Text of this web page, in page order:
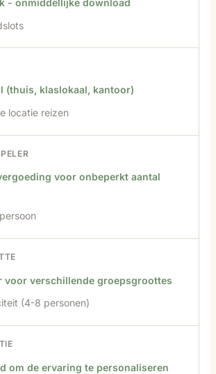
- onmiddellijke download
(thuis, klaslokaal, kantoor)
locatie reizen
voor onbeperkt aantal
voor verschillende groepsgroottes
(4-8 personen)
om de ervaring te personaliseren